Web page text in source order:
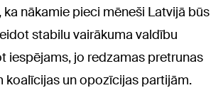
ka nākamie pieci mēneši Latvijā būs
stabilu vairākuma valdību
iespējams, jo redzamas pretrunas
koalīcijas un opozīcijas partijām.